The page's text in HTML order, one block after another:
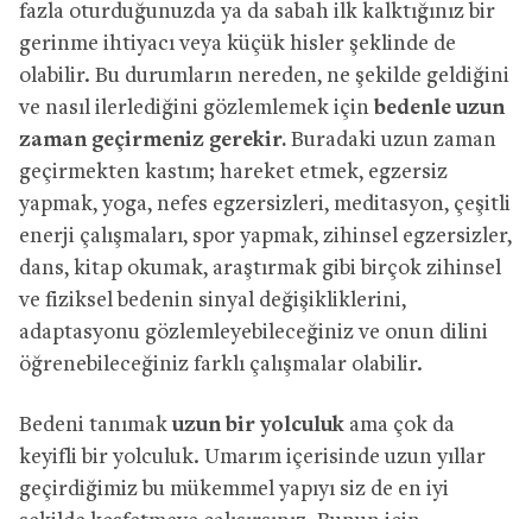
fazla oturduğunuzda ya da sabah ilk kalktığınız bir
gerinme ihtiyacı veya küçük hisler şeklinde de
olabilir. Bu durumların nereden, ne şekilde geldiğini
ve nasıl ilerlediğini gözlemlemek için bedenle uzun
zaman geçirmeniz gerekir. Buradaki uzun zaman
geçirmekten kastım; hareket etmek, egzersiz
yapmak, yoga, nefes egzersizleri, meditasyon, çeşitli
enerji çalışmaları, spor yapmak, zihinsel egzersizler,
dans, kitap okumak, araştırmak gibi birçok zihinsel
ve fiziksel bedenin sinyal değişikliklerini,
adaptasyonu gözlemleyebileceğiniz ve onun dilini
öğrenebileceğiniz farklı çalışmalar olabilir.
Bedeni tanımakuzun bir yolculuk ama çok da
keyifli bir yolculuk. Umarım içerisinde uzun yıllar
geçirdiğimiz bu mükemmel yapıyı siz de en iyi